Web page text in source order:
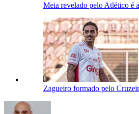
Meia revelado pelo Atlético é
Zagueiro formado pelo